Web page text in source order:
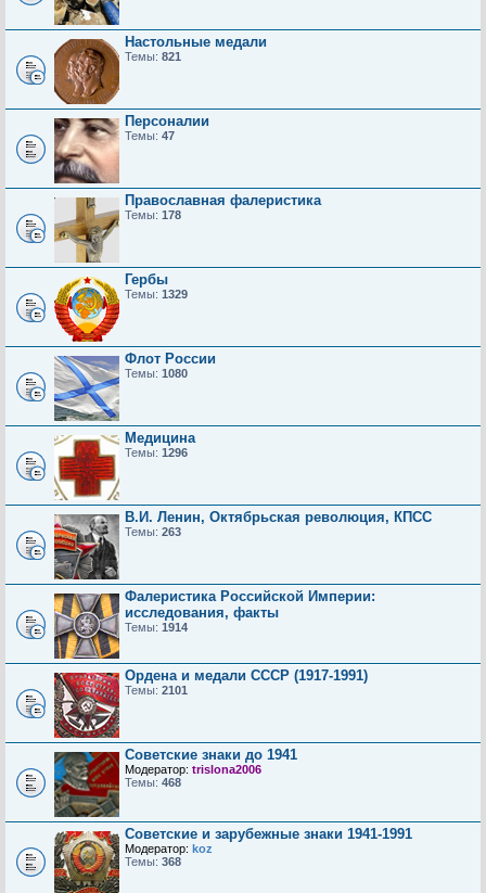
Настольные медали
Темы: 821
Персоналии
Темы: 47
Православная фалеристика
Темы: 178
Гербы
Темы: 1329
Флот России
Темы: 1080
Медицина
Темы: 1296
В.И. Ленин, Октябрьская революция, КПСС
Темы: 263
Фалеристика Российской Империи:
исследования, факты
Темы: 1914
Ордена и медали СССР (1917-1991)
Темы: 2101
Советские знаки до 1941
Модератор: trislona2006
Темы: 468
Советские и зарубежные знаки 1941-1991
Модератор: koz
Темы: 368